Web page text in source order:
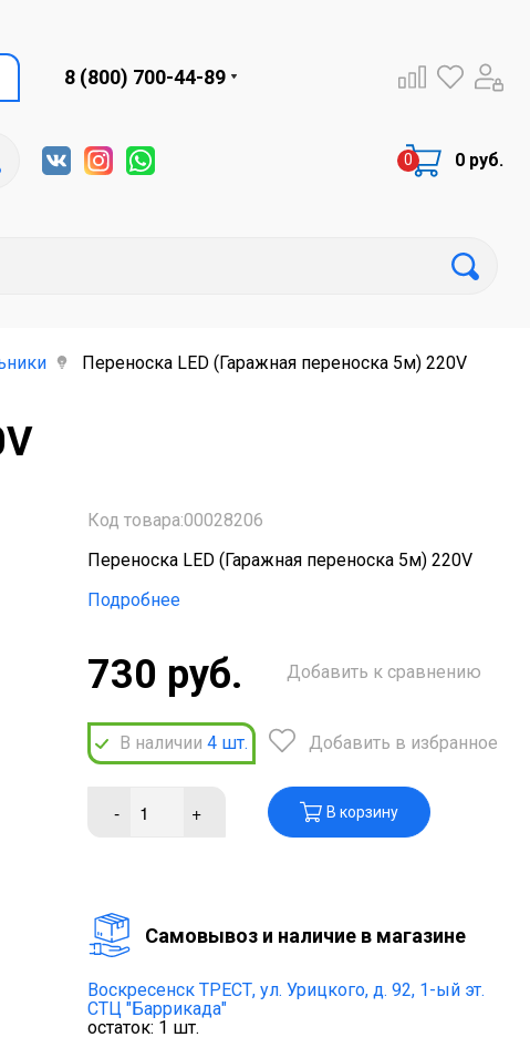
8 (800) 700-44-89
0 руб.
Переноска LED (Гаражная переноска 5м) 220V
Код товара:00028206
Переноска LED (Гаражная переноска 5м) 220V
Подробнее
730 руб.
В наличии 4 шт.
Добавить к сравнению
Добавить в избранное
- + В корзину
Cамовывоз и наличие в магазине
Воскресенск ТРЕСТ, ул. Урицкого, д. 92, 1-ый эт.
СТЦ "Баррикада"
остаток: 1 шт.